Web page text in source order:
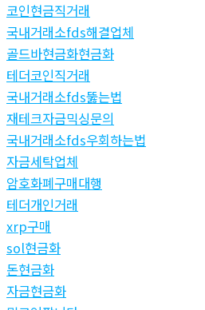
코인현금직거래
국내거래소fds해결업체
골드바현금화현금화
테더코인직거래
국내거래소fds뚫는법
재테크자금믹싱문의
국내거래소fds우회하는법
자금세탁업체
암호화폐구매대행
테더개인거래
xrp구매
sol현금화
돈현금화
자금현금화